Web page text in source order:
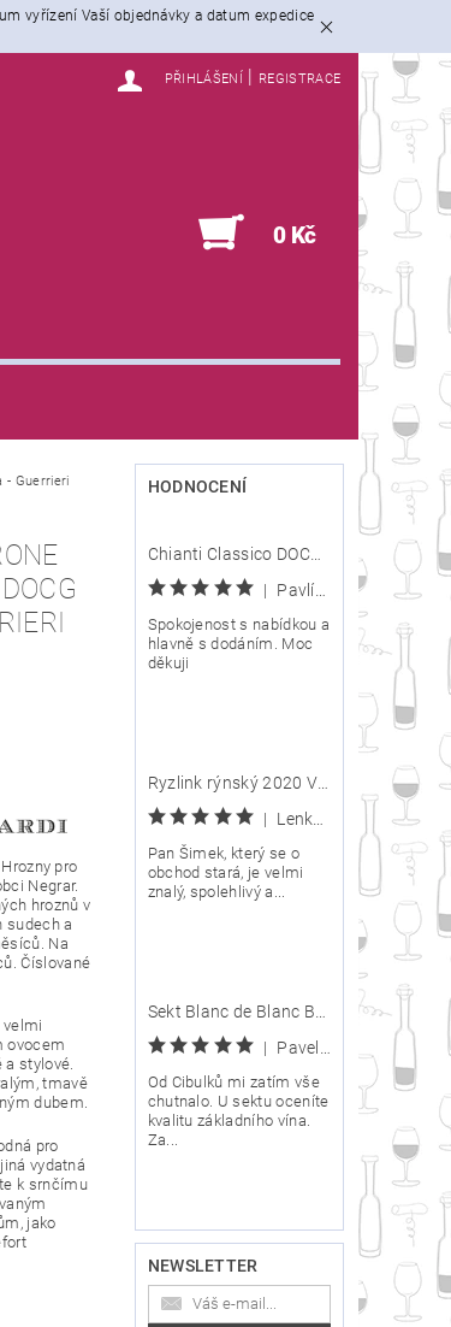
vyřízení Vaší objednávky a datum expedice
PŘIHLÁŠENÍ REGISTRACE
0 Kč
- Guerrieri
Hrozny pro
Negrar.
hroznů v
sudech a
Na
Číslované
velmi
ovocem
stylové.
tmavě
dubem.
pro
vydatná
k srnčímu
jako
HODNOCENÍ
Chianti Classico DOCG 2020 - Carpineto
|
Pavlína
Spokojenost s nabídkou a
hlavně s dodáním. Moc
děkuji
Ryzlink rýnský 2020 VOC Znojmo - Arte Vini posledních pár lahví
|
Lenka Kijová
Pan Šimek, který se o
obchod stará, je velmi
znalý, spolehlivý a...
Sekt Blanc de Blanc Brut Nature - Víno Cibulka
|
Pavel Ptáček
Od Cibulků mi zatím vše
chutnalo. U sektu oceníte
kvalitu základního vína.
Za...
NEWSLETTER